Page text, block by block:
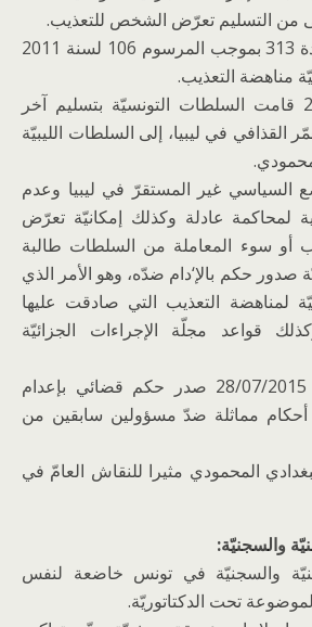
من التسليم تعرّض الشخص للتعذيب.
وجاء هذا التعديل للمادة 313 بموجب المرسوم 106 لسنة 2011
مناهضة التعذيب.
بتاريخ 24 جوان 2012 قامت السلطات التونسيّة بتسليم آخر
القذافي في ليبيا، إلى السلطات الليبيّة
السياسي غير المستقرّ في ليبيا وعدم
لمحاكمة عادلة وكذلك إمكانيّة تعرّض
أو سوء المعاملة من السلطات طالبة
صدور حكم بالإ‘دام ضدّه، وهو الأمر الذي
لمناهضة التعذيب التي صادقت عليها
منذ 1988 وكذلك قواعد مجلّة الإجراءات الجزائيّة
لاحقا، وتحديدا بتاريخ 28/07/2015 صدر حكم قضائي بإعدام
أحكام مماثلة ضدّ مسؤولين سابقين من
المحمودي مثيرا للنقاش العامّ في
والسجنيّة:
والسجنيّة في تونس خاضعة لنفس
تحت الدكتاتوريّة.